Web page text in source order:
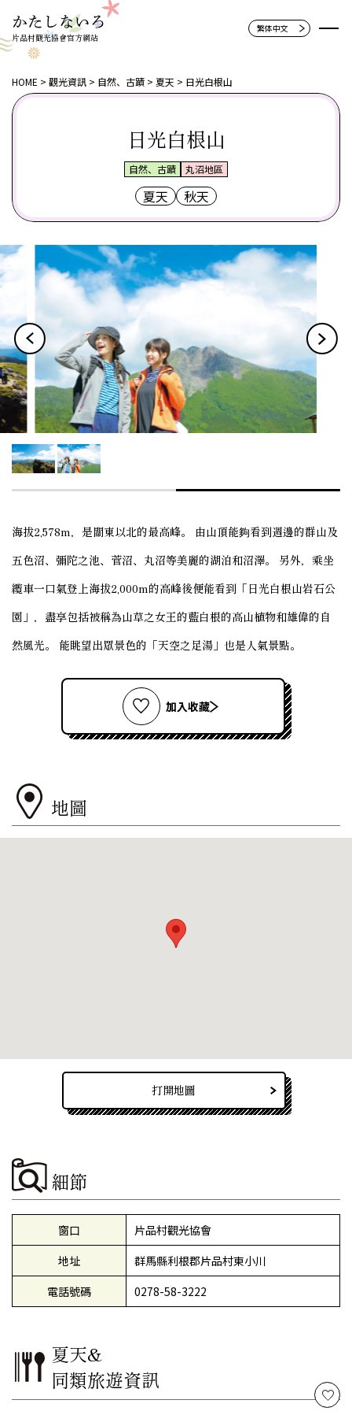
片品村觀光協會官方網站
HOME 觀光資訊 自然、古蹟 夏天 日光白根山
日光白根山
自然、古蹟 丸沼地區
夏天 秋天
海拔2,578m，是關東以北的最高峰。 由山頂能夠看到週邊的群山及
五色沼、彌陀之池、菅沼、丸沼等美麗的湖泊和沼澤。 另外，乘坐
纜車一口氣登上海拔2,000m的高峰後便能看到「日光白根山岩石公
園」，盡享包括被稱為山草之女王的藍白根的高山植物和雄偉的自
然風光。 能眺望出眾景色的「天空之足湯」也是人氣景點。
加入收藏
地圖
打開地圖
細節
窗口
片品村觀光協會
地址
群馬縣利根郡片品村東小川
電話號碼
0278-58-3222
夏天&
同類旅遊資訊